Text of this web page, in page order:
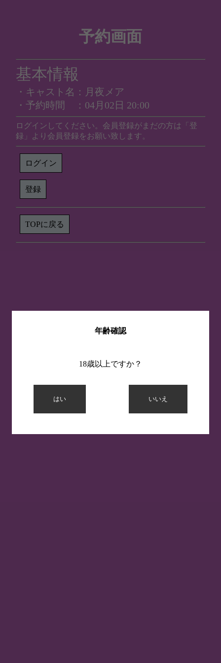
年齢確認
18歳以上ですか？
はい いいえ
予約画面
基本情報
・キャスト名：月夜メア
・予約時間 ：04月02日 20:00
ログインしてください。会員登録がまだの方は「登
録」より会員登録をお願い致します。
ログイン
登録
TOPに戻る